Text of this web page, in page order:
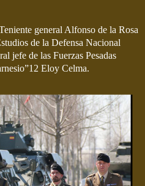
general Alfonso de la Rosa
de la Defensa Nacional
jefe de las Fuerzas Pesadas
Eloy Celma.